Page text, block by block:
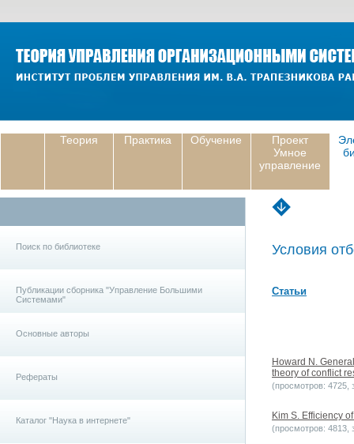
Теория Практика Обучение
Проект
Умное
управление
Поиск по библиотеке
Публикации сборника "Управление Большими
Системами"
Основные авторы
Рефераты
Каталог "Наука в интернете"
Условия
Статьи
Howard N.
theory of conflict
(просмотров: 4725,
Kim S. Efficiency
(просмотров: 4813,